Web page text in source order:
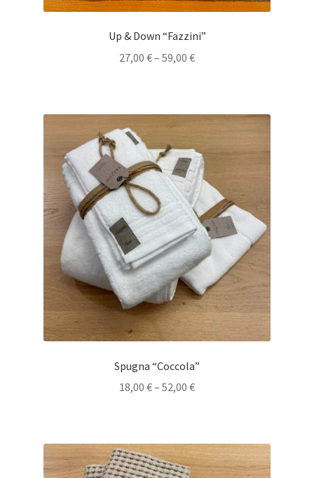
Up & Down “Fazzini”
27,00 €– 59,00 €
Spugna “Coccola”
18,00 €– 52,00 €